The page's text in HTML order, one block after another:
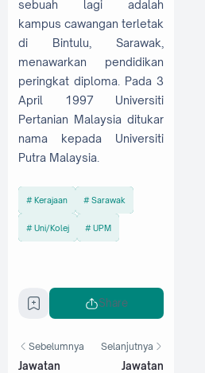
sebuah lagi adalah
kampus cawangan terletak
di Bintulu, Sarawak,
menawarkan pendidikan
peringkat diploma. Pada 3
April 1997 Universiti
Pertanian Malaysia ditukar
nama kepada Universiti
Putra Malaysia.
Kerajaan Sarawak
Uni/Kolej UPM
Share
Sebelumnya
Jawatan
Selanjutnya
Jawatan